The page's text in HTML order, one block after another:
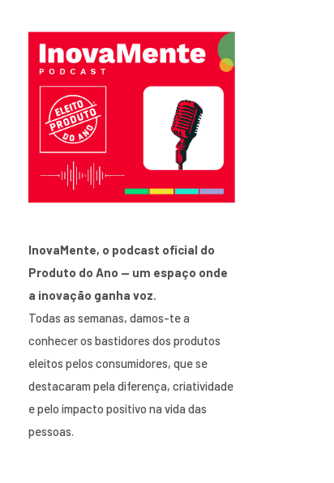
InovaMente, o podcast oficial do
Produto do Ano — um espaço onde
a inovação ganha voz.
Todas as semanas, damos-te a
conhecer os bastidores dos produtos
eleitos pelos consumidores, que se
destacaram pela diferença, criatividade
e pelo impacto positivo na vida das
pessoas.